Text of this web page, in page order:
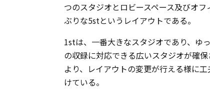
つのスタジオとロビースペース及びオ
ぶりな5stというレイアウトである。
1stは、一番大きなスタジオであり、ゆ
の収録に対応できる広いスタジオが確
より、レイアウトの変更が行える様に
けている。